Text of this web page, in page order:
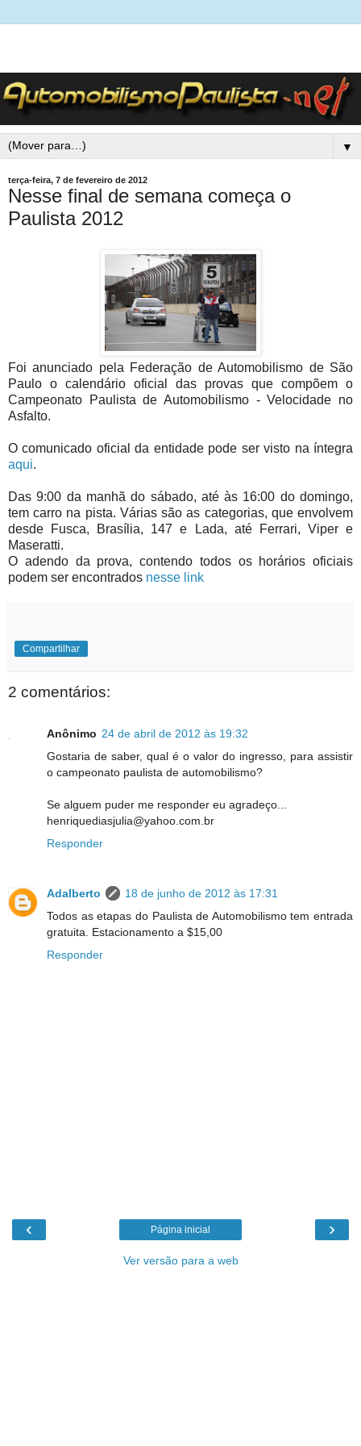
▼
terça-feira, 7 de fevereiro de 2012
Nesse final de semana começa o
Paulista 2012
Foi anunciado pela Federação de Automobilismo de São
Paulo o calendário oficial das provas que compõem o
Campeonato Paulista de Automobilismo - Velocidade no
Asfalto.
O comunicado oficial da entidade pode ser visto na íntegra
aqui.
Das 9:00 da manhã do sábado, até às 16:00 do domingo,
tem carro na pista. Várias são as categorias, que envolvem
desde Fusca, Brasília, 147 e Lada, até Ferrari, Viper e
Maseratti.
O adendo da prova, contendo todos os horários oficiais
podem ser encontrados nesse link
Compartilhar
2 comentários:
Anônimo 24 de abril de 2012 às 19:32
Gostaria de saber, qual é o valor do ingresso, para assistir
o campeonato paulista de automobilismo?
Se alguem puder me responder eu agradeço...
henriquediasjulia@yahoo.com.br
Responder
Adalberto
18 de junho de 2012 às 17:31
Todos as etapas do Paulista de Automobilismo tem entrada
gratuita. Estacionamento a $15,00
Responder
‹ ›
Página inicial
Ver versão para a web